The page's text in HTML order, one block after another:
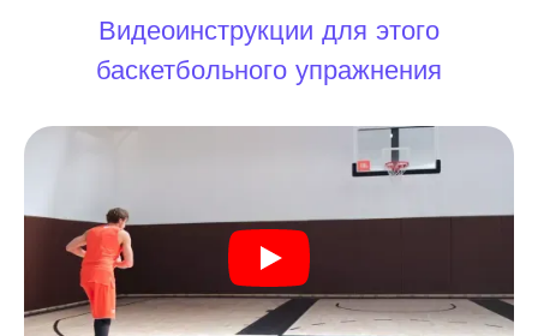
Видеоинструкции для этого
баскетбольного упражнения